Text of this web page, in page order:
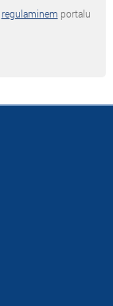
regulaminem portalu